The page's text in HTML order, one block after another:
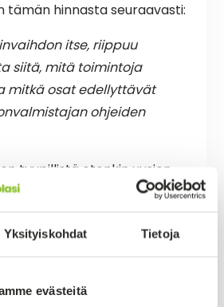
Yksityiskohdat Tietoja
evästeitä
tämän hinnasta seuraavasti:
itse, riippuu
siitä, mitä toimintoja
mitkä osat edellyttävät
ohjeiden
tyypillistä etenkin uusien